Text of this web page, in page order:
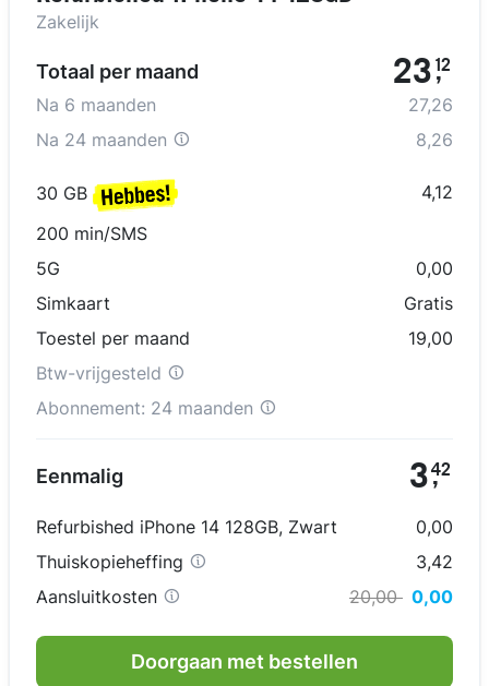
Zakelijk
Totaal per maand 23 ,
12
Na 6 maanden
27,26
Na 24 maanden 8,26
30 GB
4,12
200 min/SMS
5G
0,00
Simkaart
Gratis
Toestel per maand
19,00
Btw-vrijgesteld
Abonnement: 24 maanden
Eenmalig 3,
42
Refurbished iPhone 14 128GB, Zwart
0,00
Thuiskopieheffing
3,42
Aansluitkosten
20,00 0,00
Doorgaan met bestellen